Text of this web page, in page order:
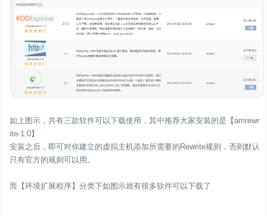
如上图示，共有三款软件可以下载使用，其中推荐大家安装的是【amrewr
ite-1.0】
安装之后，即可对你建立的虚拟主机添加所需要的Rewrite规则，否则默认
只有官方的规则可以用。
而【环境扩展程序】分类下如图示就有很多软件可以下载了